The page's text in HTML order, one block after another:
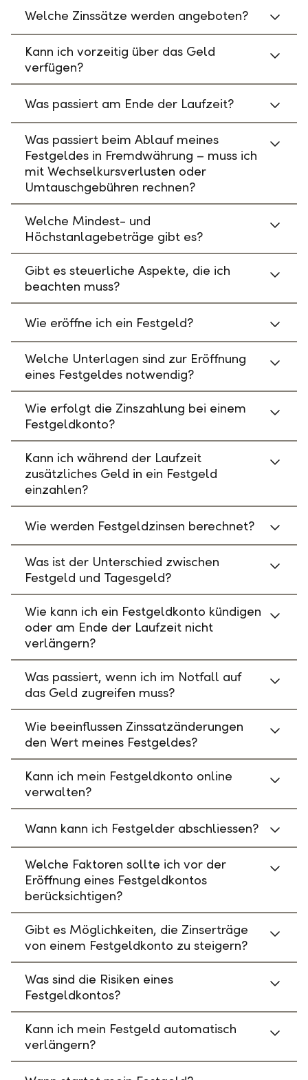
Welche Zinssätze werden angeboten?
Kann ich vorzeitig über das Geld
verfügen?
Was passiert am Ende der Laufzeit?
Was passiert beim Ablauf meines
Festgeldes in Fremdwährung – muss ich
mit Wechselkursverlusten oder
Umtauschgebühren rechnen?
Welche Mindest- und
Höchstanlagebeträge gibt es?
Gibt es steuerliche Aspekte, die ich
beachten muss?
Wie eröffne ich ein Festgeld?
Welche Unterlagen sind zur Eröffnung
eines Festgeldes notwendig?
Wie erfolgt die Zinszahlung bei einem
Festgeldkonto?
Kann ich während der Laufzeit
zusätzliches Geld in ein Festgeld
einzahlen?
Wie werden Festgeldzinsen berechnet?
Was ist der Unterschied zwischen
Festgeld und Tagesgeld?
Wie kann ich ein Festgeldkonto kündigen
oder am Ende der Laufzeit nicht
verlängern?
Was passiert, wenn ich im Notfall auf
das Geld zugreifen muss?
Wie beeinflussen Zinssatzänderungen
den Wert meines Festgeldes?
Kann ich mein Festgeldkonto online
verwalten?
Wann kann ich Festgelder abschliessen?
Welche Faktoren sollte ich vor der
Eröffnung eines Festgeldkontos
berücksichtigen?
Gibt es Möglichkeiten, die Zinserträge
von einem Festgeldkonto zu steigern?
Was sind die Risiken eines
Festgeldkontos?
Kann ich mein Festgeld automatisch
verlängern?